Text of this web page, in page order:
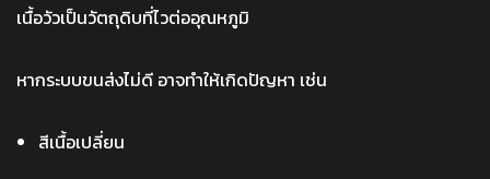
เนื้อวัวเป็นวัตถุดิบที่ไวต่ออุณหภูมิ
หากระบบขนส่งไม่ดี อาจทำให้เกิดปัญหา เช่น
สีเนื้อเปลี่ยน